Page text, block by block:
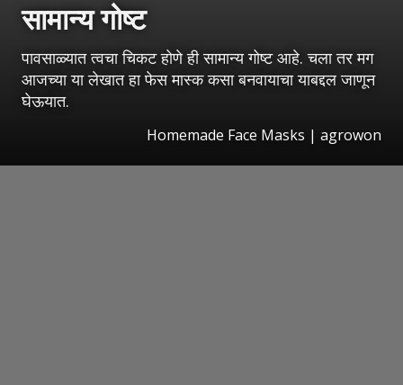
सामान्य गोष्ट
पावसाळ्यात त्वचा चिकट होणे ही सामान्य गोष्ट आहे. चला तर मग
आजच्या या लेखात हा फेस मास्क कसा बनवायाचा याबद्दल जाणून
घेऊयात.
Homemade Face Masks | agrowon